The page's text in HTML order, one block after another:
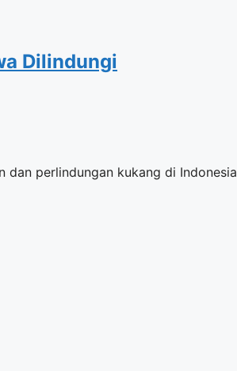
Dilindungi
dan perlindungan kukang di Indonesia